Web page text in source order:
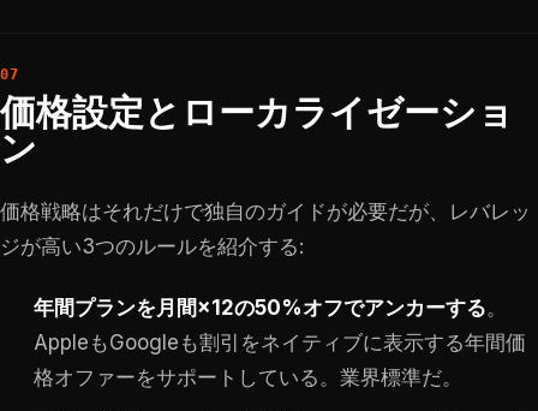
価格設定とローカライゼーショ
ン
価格戦略はそれだけで独自のガイドが必要だが、レバレッ
ジが高い3つのルールを紹介する:
年間プランを月間×12の50%オフでアンカーする。
AppleもGoogleも割引をネイティブに表示する年間価
格オファーをサポートしている。業界標準だ。